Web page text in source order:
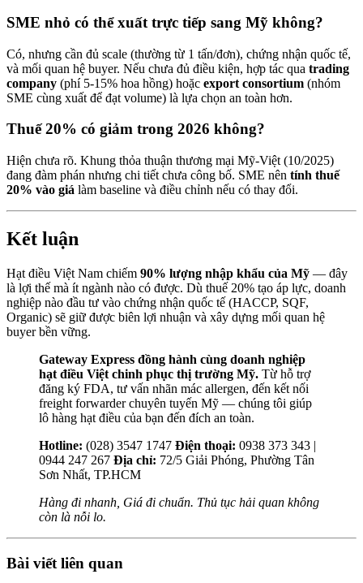
SME nhỏ có thể xuất trực tiếp sang Mỹ không?
Có, nhưng cần đủ scale (thường từ 1 tấn/đơn), chứng nhận quốc tế,
và mối quan hệ buyer. Nếu chưa đủ điều kiện, hợp tác qua trading
company (phí 5-15% hoa hồng) hoặc export consortium (nhóm
SME cùng xuất để đạt volume) là lựa chọn an toàn hơn.
Thuế 20% có giảm trong 2026 không?
Hiện chưa rõ. Khung thỏa thuận thương mại Mỹ-Việt (10/2025)
đang đàm phán nhưng chi tiết chưa công bố. SME nên tính thuế
20% vào giá làm baseline và điều chỉnh nếu có thay đổi.
Kết luận
Hạt điều Việt Nam chiếm 90% lượng nhập khẩu của Mỹ — đây
là lợi thế mà ít ngành nào có được. Dù thuế 20% tạo áp lực, doanh
nghiệp nào đầu tư vào chứng nhận quốc tế (HACCP, SQF,
Organic) sẽ giữ được biên lợi nhuận và xây dựng mối quan hệ
buyer bền vững.
Gateway Express đồng hành cùng doanh nghiệp
hạt điều Việt chinh phục thị trường Mỹ. Từ hỗ trợ
đăng ký FDA, tư vấn nhãn mác allergen, đến kết nối
freight forwarder chuyên tuyến Mỹ — chúng tôi giúp
lô hàng hạt điều của bạn đến đích an toàn.
Hotline: (028) 3547 1747 Điện thoại: 0938 373 343 |
0944 247 267 Địa chỉ: 72/5 Giải Phóng, Phường Tân
Sơn Nhất, TP.HCM
Hàng đi nhanh, Giá đi chuẩn. Thủ tục hải quan không
còn là nỗi lo.
Bài viết liên quan